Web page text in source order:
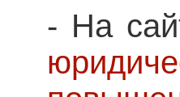
- На